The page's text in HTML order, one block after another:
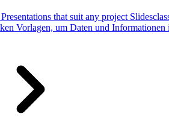
Presentations that suit any project
Vorlagen, um Daten und